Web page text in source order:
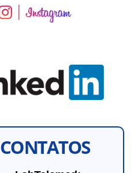
CONTATOS